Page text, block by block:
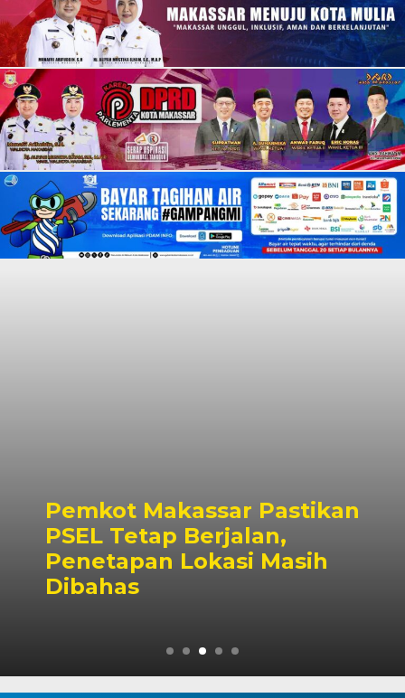
Pemkot Makassar Pastikan
PSEL Tetap Berjalan,
Penetapan Lokasi Masih
Dibahas